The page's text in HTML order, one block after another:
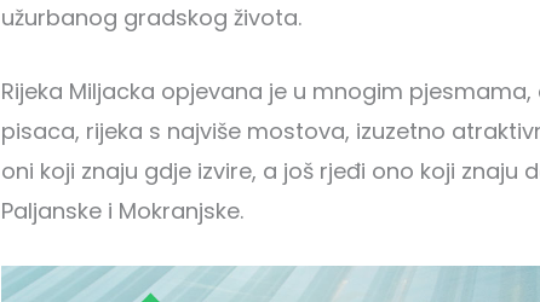
užurbanog gradskog života.
Rijeka Miljacka opjevana je u mnogim
pisaca, rijeka s najviše mostova, izuzetno
oni koji znaju gdje izvire, a još rjeđi ono koji znaju
Paljanske i Mokranjske.